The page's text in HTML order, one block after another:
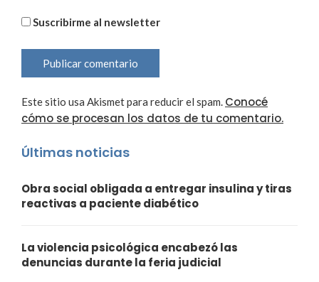
Suscribirme al newsletter
Este sitio usa Akismet para reducir el spam. Conocé
cómo se procesan los datos de tu comentario.
Últimas noticias
Obra social obligada a entregar insulina y tiras
reactivas a paciente diabético
La violencia psicológica encabezó las
denuncias durante la feria judicial